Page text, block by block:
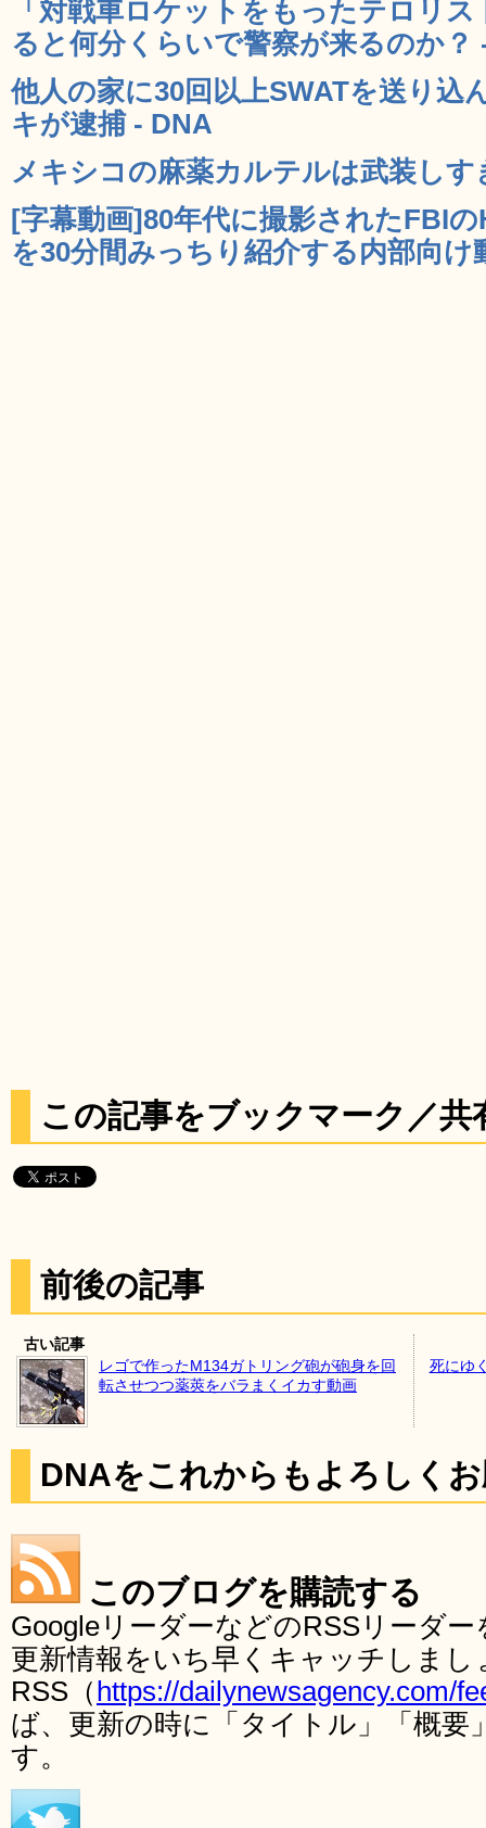
「対戦車ロケットをもったテロリ
ると何分くらいで警察が来るのか？
他人の家に30回以上SWATを送り込
キが逮捕 - DNA
メキシコの麻薬カルテルは武装しす
[字幕動画]80年代に撮影されたFBI
を30分間みっちり紹介する内部向け
この記事をブックマーク／共
前後の記事
古い記事
レゴで作ったM134ガトリング砲が砲身を回
転させつつ薬莢をバラまくイカす動画
死にゆ
DNAをこれからもよろしく
このブログを購読する
GoogleリーダーなどのRSSリーダ
更新情報をいち早くキャッチしま
RSS（ https://dailynewsagency.com/
ば、更新の時に「タイトル」「概要
す。